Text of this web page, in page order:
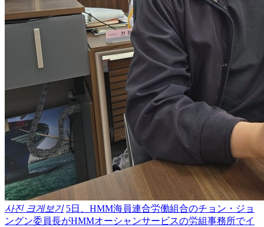
사진 크게보기 5日、HMM海員連合労働組合のチョン・ジョ
ングン委員長がHMMオーシャンサービスの労組事務所でイ